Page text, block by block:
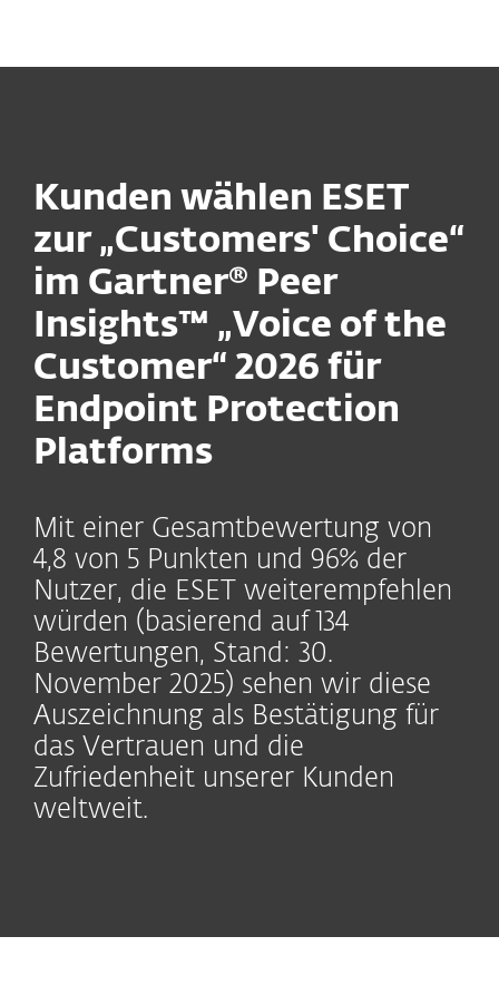
Kunden wählen ESET
zur „Customers' Choice“
im Gartner® Peer
Insights™ „Voice of the
Customer“ 2026 für
Endpoint Protection
Platforms
Mit einer Gesamtbewertung von
4,8 von 5 Punkten und 96% der
Nutzer, die ESET weiterempfehlen
würden (basierend auf 134
Bewertungen, Stand: 30.
November 2025) sehen wir diese
Auszeichnung als Bestätigung für
das Vertrauen und die
Zufriedenheit unserer Kunden
weltweit.